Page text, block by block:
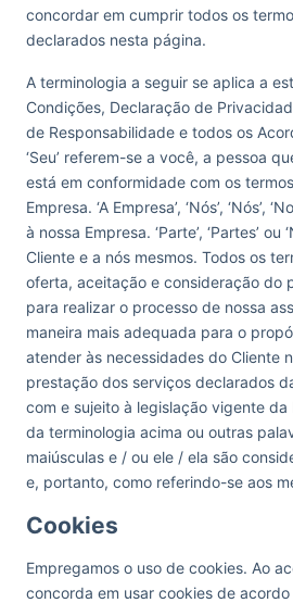
concordar em cumprir todos os
declarados nesta página.
A terminologia a seguir se aplica a
Condições, Declaração de
de Responsabilidade e todos os
‘Seu’ referem-se a você, a pessoa
está em conformidade com os
Empresa. ‘A Empresa’, ‘Nós’, ‘Nós’,
à nossa Empresa. ‘Parte’, ‘Partes’ ou
Cliente e a nós mesmos. Todos os
oferta, aceitação e consideração do
para realizar o processo de nossa
maneira mais adequada para o
atender às necessidades do Cliente
prestação dos serviços declarados
com e sujeito à legislação vigente da
da terminologia acima ou outras
maiúsculas e / ou ele / ela são
e, portanto, como referindo-se aos
Cookies
Empregamos o uso de cookies. Ao
concorda em usar cookies de